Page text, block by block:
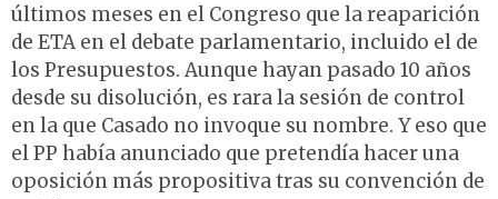
últimos meses en el Congreso que la reaparición
de ETA en el debate parlamentario, incluido el de
los Presupuestos. Aunque hayan pasado 10 años
desde su disolución, es rara la sesión de control
en la que Casado no invoque su nombre. Y eso que
el PP había anunciado que pretendía hacer una
oposición más propositiva tras su convención de